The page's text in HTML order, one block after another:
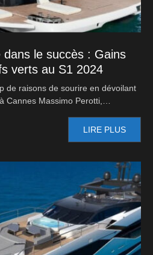
dans le succès : Gains
verts au S1 2024
de raisons de sourire en dévoilant
Cannes Massimo Perotti,…
LIRE PLUS